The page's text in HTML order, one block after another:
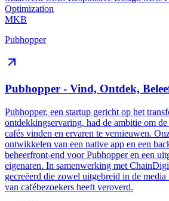
Optimization
MKB
Pubhopper
Pubhopper - Vind, Ontdek,
Pubhopper, een startup gericht op het
ontdekkingservaring, had de ambitie om
cafés vinden en ervaren te vernieuwen.
ontwikkelen van een native app en een
beheerfront-end voor Pubhopper en een
eigenaren. In samenwerking met
gecreëerd die zowel uitgebreid in de media
van cafébezoekers heeft veroverd.